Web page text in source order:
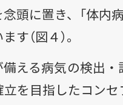
頭に置き、「体内
（図４）。
える病気の検出
を目指したコン